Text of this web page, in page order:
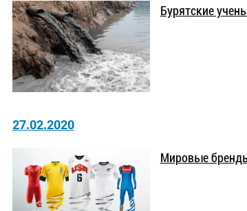
Бурятские
27.02.2020
Мировые